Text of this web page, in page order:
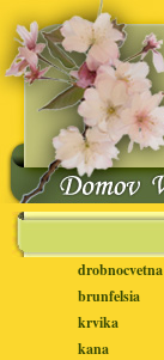
brunfelsia
krvika
kana